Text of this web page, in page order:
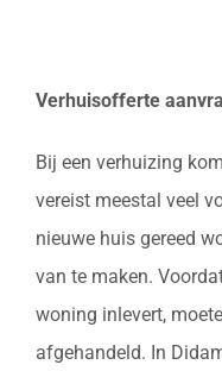
Verhuisofferte
Bij een verhuizing
vereist meestal veel
nieuwe huis gereed
van te maken.
woning inlevert,
afgehandeld. In